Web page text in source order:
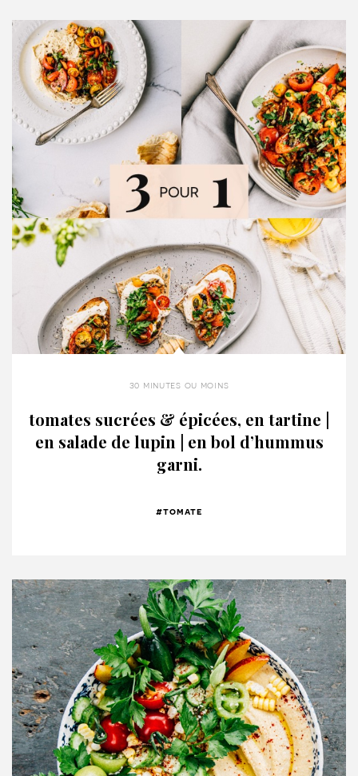
30 minutes ou moins
tomates sucrées & épicées, en tartine |
en salade de lupin | en bol d’hummus
garni.
#tomate